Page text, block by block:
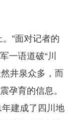
”面对记者的
一语道破“川
井泉众多，而
孕育的信息。
建成了四川地